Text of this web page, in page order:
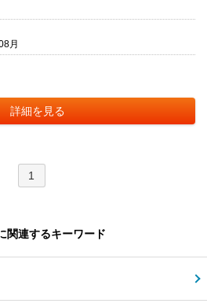
月
詳細を見る
1
関連するキーワード